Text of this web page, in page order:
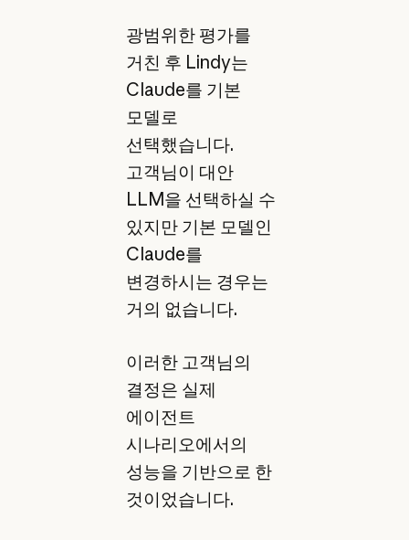
광범위한 평가를
거친 후 Lindy는
Claude를 기본
모델로
선택했습니다.
고객님이 대안
LLM을 선택하실 수
있지만 기본 모델인
Claude를
변경하시는 경우는
거의 없습니다.
이러한 고객님의
결정은 실제
에이전트
시나리오에서의
성능을 기반으로 한
것이었습니다.